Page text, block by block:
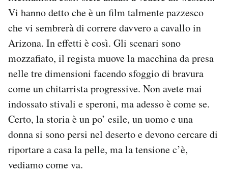
PODCAST
I MIEI PREFERITI
SHOP
CALENDARIO
AREA PERSONALE
Vi hanno detto che è un film talmente pazzesco
che vi sembrerà di correre davvero a cavallo in
Arizona. In effetti è così. Gli scenari sono
mozzafiato, il regista muove la macchina da presa
nelle tre dimensioni facendo sfoggio di bravura
come un chitarrista progressive. Non avete mai
indossato stivali e speroni, ma adesso è come se.
Certo, la storia è un po’ esile, un uomo e una
donna si sono persi nel deserto e devono cercare di
riportare a casa la pelle, ma la tensione c’è,
vediamo come va.